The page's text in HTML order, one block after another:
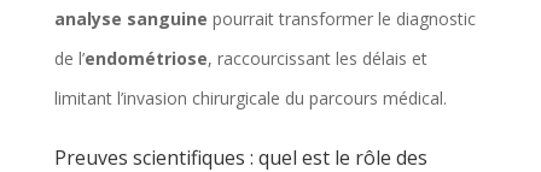
analyse sanguine pourrait transformer le diagnostic
de l’endométriose, raccourcissant les délais et
limitant l’invasion chirurgicale du parcours médical.
Preuves scientifiques : quel est le rôle des